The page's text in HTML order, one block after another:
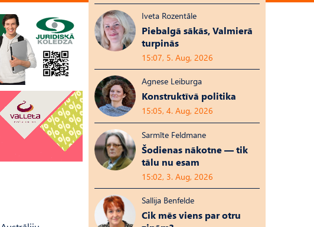
Iveta Rozentāle
Piebalgā sākās, Valmierā
turpinās
15:07, 5. Aug, 2026
Agnese Leiburga
Konstruktīvā politika
15:05, 4. Aug, 2026
Sarmīte Feldmane
Šodienas nākotne — tik
tālu nu esam
15:02, 3. Aug, 2026
Sallija Benfelde
Cik mēs viens par otru